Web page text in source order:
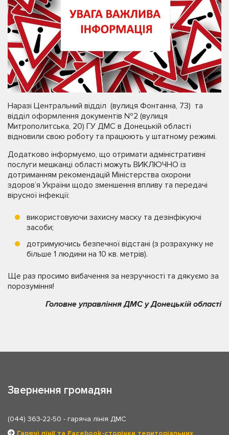
Наразі Центральний відділ (вулиця Фонтанна, 73) та
відділ оформлення документів №2 (вулиця
Митрополитська, 20) ГУ ДМС в Донецькій області
відновили свою роботу та працюють у штатному режимі.
Додатково інформуємо, що отримати адміністративні
послуги мешканці області можуть ВИКЛЮЧНО із
дотриманням рекомендацій Міністерства охорони
здоров’я України щодо зменшення впливу та передачі
вірусної інфекції:
використовуючи захисну маску та дезінфікуючі
засоби;
дотримуючись безпечної відстані (з розрахунку не
більше 1 людини на 10 кв. метрів).
Ще раз просимо вибачення за незручності та дякуємо за
порозуміння!
Головне управління ДМС у Донецькій області
Звернення громадян
(044) 363-22-50 - гаряча лінія ДМС
Гарячі лінії та Facebook-сторінки територіальних